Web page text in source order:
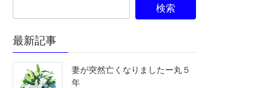
最新記事
妻が突然亡くなりましたー丸５
年